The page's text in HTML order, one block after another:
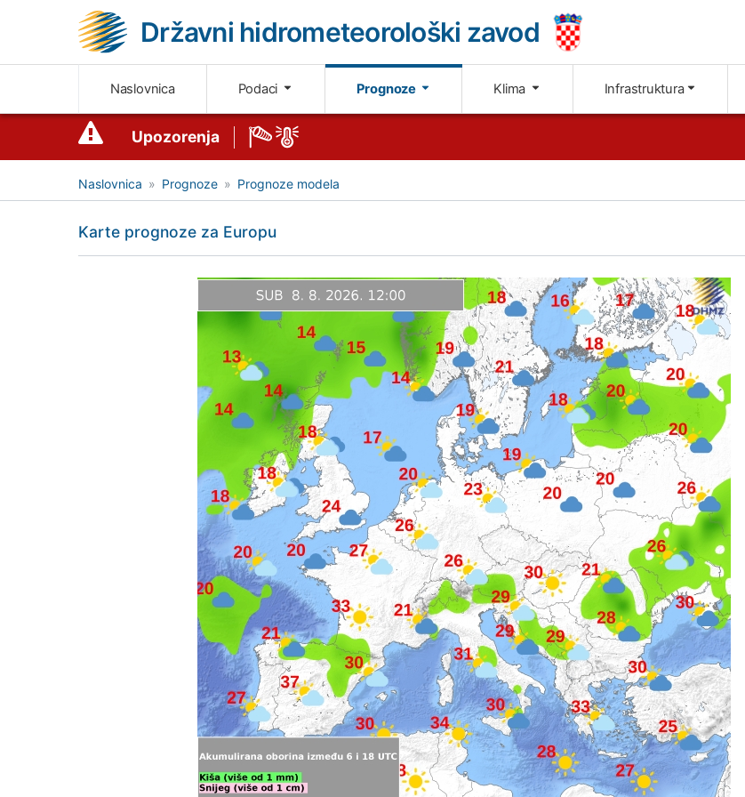
Državni hidrometeorološki zavod
Naslovnica Podaci Prognoze Klima Infrastruktura
Upozorenja
Naslovnica Prognoze Prognoze modela
Karte prognoze za Europu